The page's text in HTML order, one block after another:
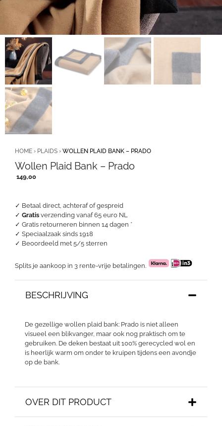
✓ Betaal direct, achteraf of gespreid
✓ Gratis verzending vanaf 65 euro NL
✓ Gratis retourneren binnen 14 dagen *
✓ Speciaalzaak sinds 1918
✓ Beoordeeld met 5/5 sterren
Splits je aankoop in 3 rente-vrije betalingen.
HOME › PLAIDS › WOLLEN PLAID BANK – PRADO
Wollen Plaid Bank – Prado
149,00
BESCHRIJVING
De gezellige wollen plaid bank: Prado is niet alleen
visueel een blikvanger, maar ook nog praktisch om te
gebruiken. De deken bestaat uit 100% gerecycled wol en
is heerlijk warm om onder te kruipen tijdens een avondje
op de bank.
OVER DIT PRODUCT